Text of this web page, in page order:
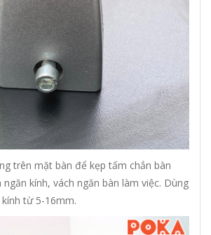
trên mặt bàn để kẹp tấm chắn bàn
ngăn kính, vách ngăn bàn làm việc. Dùng
từ 5-16mm.